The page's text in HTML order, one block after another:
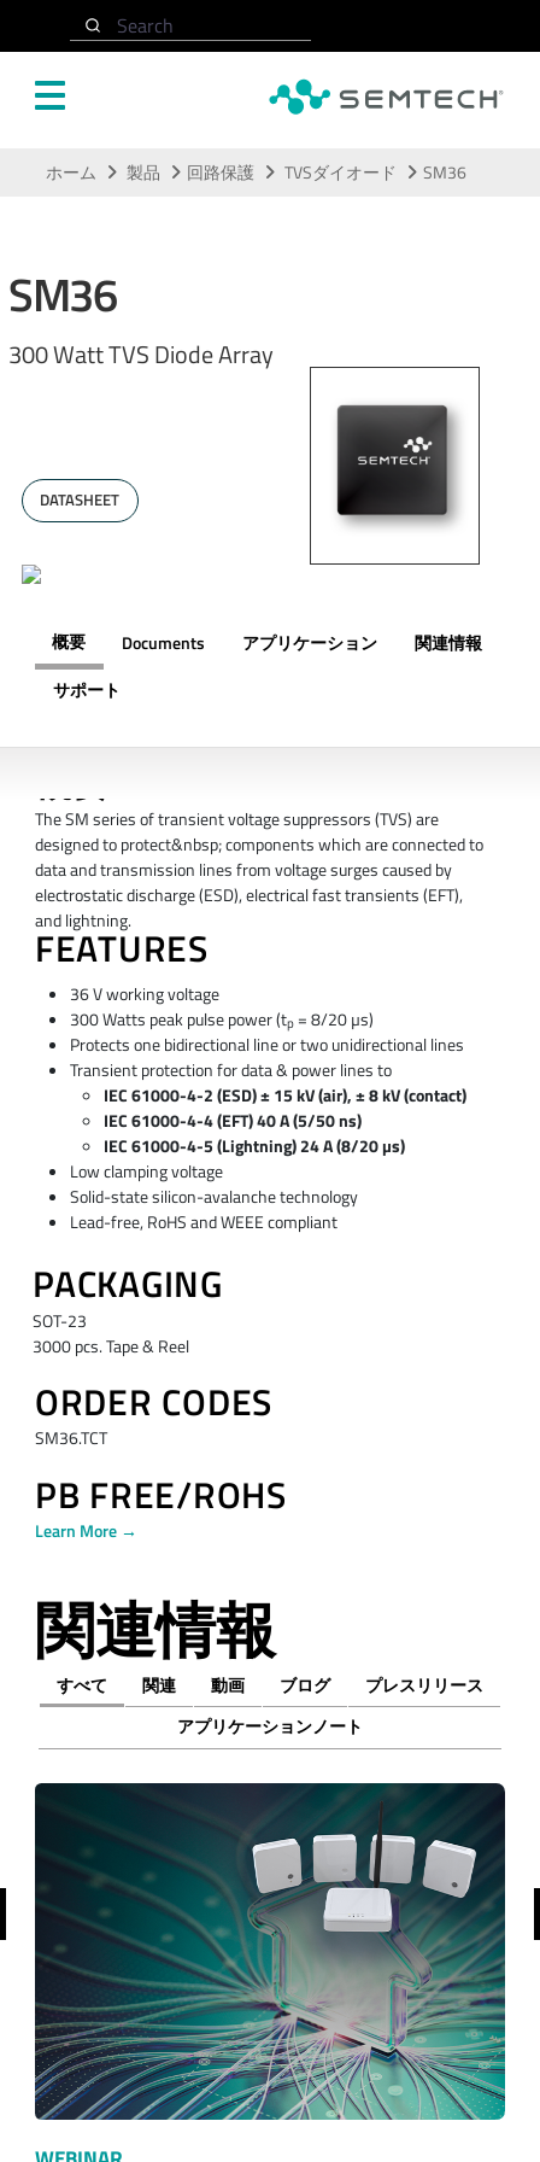
Search
ホーム 製品 回路保護 TVSダイオード SM36
SM36
300 Watt TVS Diode Array
DATASHEET
概要 Documents アプリケーション
関連情報
サポート
The SM series of transient voltage suppressors (TVS) are
designed to protect&nbsp; components which are connected to
data and transmission lines from voltage surges caused by
electrostatic discharge (ESD), electrical fast transients (EFT),
and lightning.
FEATURES
36 V working voltage
300 Watts peak pulse power (tp= 8/20 µs)
Protects one bidirectional line or two unidirectional lines
Transient protection for data & power lines to
IEC 61000-4-2 (ESD) ± 15 kV (air), ± 8 kV (contact)
IEC 61000-4-4 (EFT) 40 A (5/50 ns)
IEC 61000-4-5 (Lightning) 24 A (8/20 µs)
Low clamping voltage
Solid-state silicon-avalanche technology
Lead-free, RoHS and WEEE compliant
PACKAGING
SOT-23
3000 pcs. Tape & Reel
ORDER CODES
SM36.TCT
PB FREE/ROHS
Learn More →
関連情報
すべて 関連 動画 ブログ
プレスリリース
アプリケーションノート